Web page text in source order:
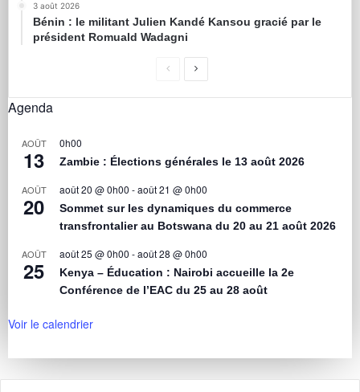
3 août 2026
Bénin : le militant Julien Kandé Kansou gracié par le
président Romuald Wadagni
Agenda
AOÛT
13
0h00
Zambie : Élections générales le 13 août 2026
AOÛT
20
août 20 @ 0h00 -août 21 @ 0h00
Sommet sur les dynamiques du commerce
transfrontalier au Botswana du 20 au 21 août 2026
AOÛT
25
août 25 @ 0h00 -août 28 @ 0h00
Kenya – Éducation : Nairobi accueille la 2e
Conférence de l’EAC du 25 au 28 août
Voir le calendrier